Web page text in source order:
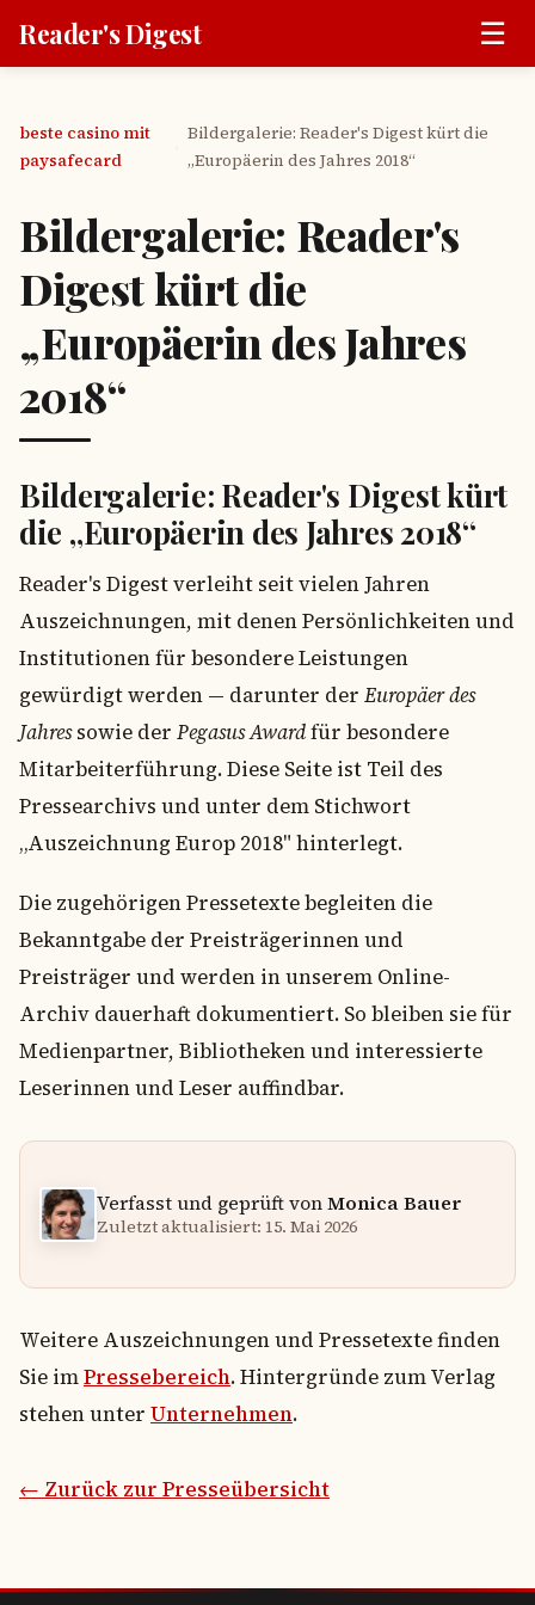
Reader's Digest ☰
beste casino mit
paysafecard
Bildergalerie: Reader's Digest kürt die
„Europäerin des Jahres 2018“
Bildergalerie: Reader's
Digest kürt die
„Europäerin des Jahres
2018“
Bildergalerie: Reader's Digest kürt
die „Europäerin des Jahres 2018“
Reader's Digest verleiht seit vielen Jahren
Auszeichnungen, mit denen Persönlichkeiten und
Institutionen für besondere Leistungen
gewürdigt werden — darunter der Europäer des
Jahressowie der Pegasus Awardfür besondere
Mitarbeiterführung. Diese Seite ist Teil des
Pressearchivs und unter dem Stichwort
„Auszeichnung Europ 2018" hinterlegt.
Die zugehörigen Pressetexte begleiten die
Bekanntgabe der Preisträgerinnen und
Preisträger und werden in unserem Online-
Archiv dauerhaft dokumentiert. So bleiben sie für
Medienpartner, Bibliotheken und interessierte
Leserinnen und Leser auffindbar.
Verfasst und geprüft vonMonica Bauer
Zuletzt aktualisiert: 15. Mai 2026
Weitere Auszeichnungen und Pressetexte finden
Sie imPressebereich. Hintergründe zum Verlag
stehen unter Unternehmen.
← Zurück zur Presseübersicht